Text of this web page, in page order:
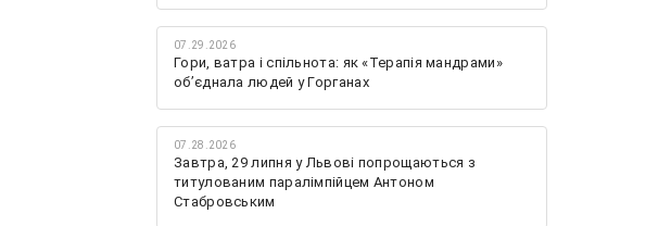
07.29.2026
Гори, ватра і спільнота: як «Терапія мандрами»
об’єднала людей у Горганах
07.28.2026
Завтра, 29 липня у Львові попрощаються з
титулованим паралімпійцем Антоном
Стабровським